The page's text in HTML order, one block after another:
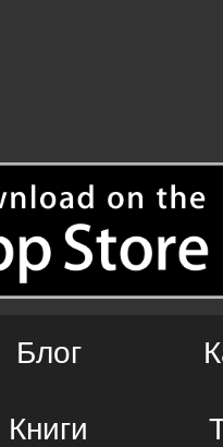
Блог
Книги